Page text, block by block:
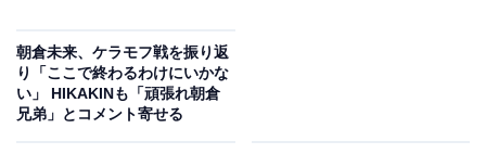
朝倉未来、ケラモフ戦を振り返
り「ここで終わるわけにいかな
い」 HIKAKINも「頑張れ朝倉
兄弟」とコメント寄せる